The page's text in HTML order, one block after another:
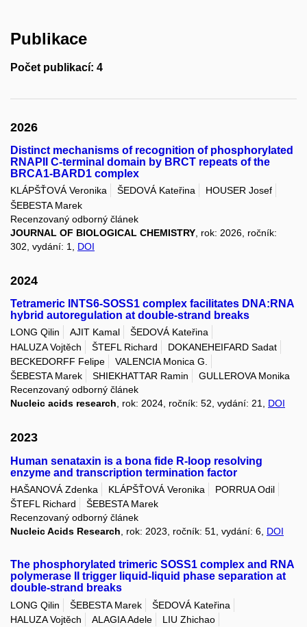
Publikace
Počet publikací: 4
2026
Distinct mechanisms of recognition of phosphorylated
RNAPII C-terminal domain by BRCT repeats of the
BRCA1-BARD1 complex
KLÁPŠŤOVÁ Veronika ŠEDOVÁ Kateřina
HOUSER Josef
ŠEBESTA Marek
Recenzovaný odborný článek
JOURNAL OF BIOLOGICAL CHEMISTRY , rok: 2026, ročník:
302, vydání: 1, DOI
2024
Tetrameric INTS6-SOSS1 complex facilitates DNA:RNA
hybrid autoregulation at double-strand breaks
LONG Qilin AJIT Kamal
ŠEDOVÁ Kateřina
HALUZA Vojtěch
ŠTEFL Richard
DOKANEHEIFARD Sadat
BECKEDORFF Felipe
VALENCIA Monica G.
ŠEBESTA Marek
SHIEKHATTAR Ramin
GULLEROVA Monika
Recenzovaný odborný článek
Nucleic acids research, rok: 2024, ročník: 52, vydání: 21, DOI
2023
Human senataxin is a bona fide R-loop resolving
enzyme and transcription termination factor
HAŠANOVÁ Zdenka KLÁPŠŤOVÁ Veronika
PORRUA Odil
ŠTEFL Richard
ŠEBESTA Marek
Recenzovaný odborný článek
Nucleic Acids Research, rok: 2023, ročník: 51, vydání: 6, DOI
The phosphorylated trimeric SOSS1 complex and RNA
polymerase II trigger liquid-liquid phase separation at
double-strand breaks
LONG Qilin ŠEBESTA Marek
ŠEDOVÁ Kateřina
HALUZA Vojtěch
ALAGIA Adele
LIU Zhichao